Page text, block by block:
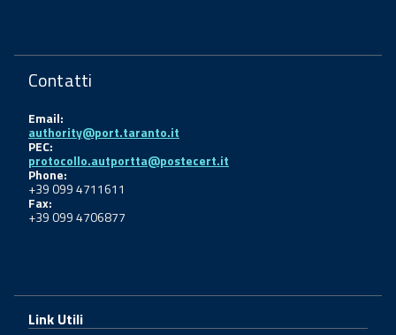
Contatti
Email:
authority@port.taranto.it
PEC:
protocollo.autportta@postecert.it
Phone:
+39 099 4711611
Fax:
+39 099 4706877
Link Utili